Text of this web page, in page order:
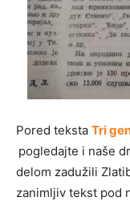
Pored teksta Tri
pogledajte i naše
delom zadužili
zanimljiv tekst pod